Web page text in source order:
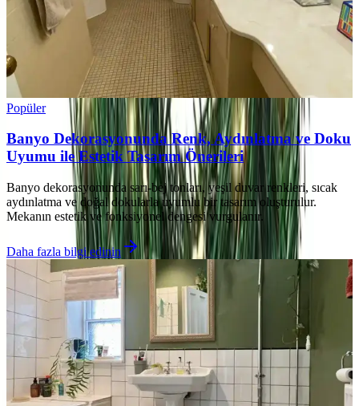
Popüler
Banyo Dekorasyonunda Renk, Aydınlatma ve Doku
Uyumu ile Estetik Tasarım Önerileri
Banyo dekorasyonunda sarı-bej tonları, yeşil duvar renkleri, sıcak
aydınlatma ve doğal dokularla uyumlu bir tasarım oluşturulur.
Mekanın estetik ve fonksiyonel dengesi vurgulanır.
Daha fazla bilgi edinin